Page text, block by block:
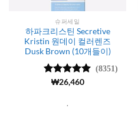
슈퍼세일
하파크리스틴 Secretive
Kristin 원데이 컬러렌즈
Dusk Brown (10개들이)
5 중에서
(8351)
₩26,460
.